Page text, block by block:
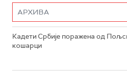
Кадети Србије поражена од
кошарци